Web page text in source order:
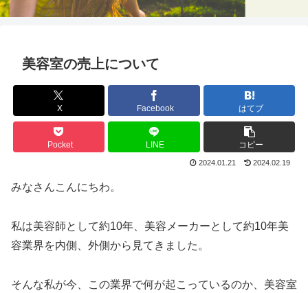
美容室の売上について
X Facebook はてブ
Pocket LINE コピー
2024.01.21 2024.02.19
みなさんこんにちわ。
私は美容師として約10年、美容メーカーとして約10年美
容業界を内側、外側から見てきました。
そんな私が今、この業界で何が起こっているのか、美容室